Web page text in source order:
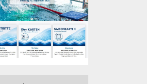
Schulen
Kindergärten
Kolping-Musikschule